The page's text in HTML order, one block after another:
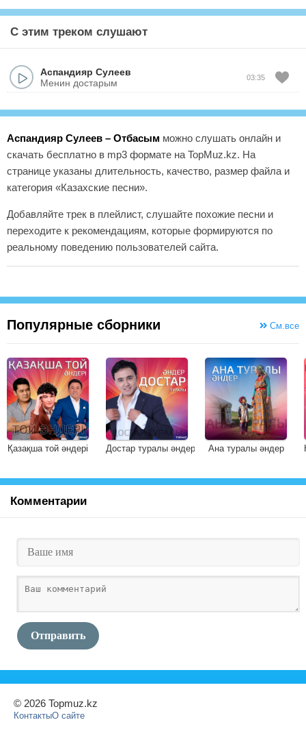
С этим треком слушают
Аспандияр Сулеев
Менин достарым
03:35
Аспандияр Сулеев – Отбасым можно слушать онлайн и
скачать бесплатно в mp3 формате на TopMuz.kz. На
странице указаны длительность, качество, размер файла и
категория «Казахские песни».
Добавляйте трек в плейлист, слушайте похожие песни и
переходите к рекомендациям, которые формируются по
реальному поведению пользователей сайта.
Популярные сборники См.все
Қазақша той әндері Достар туралы әндер Ана туралы әндер
Комментарии
Отправить
© 2026 Topmuz.kz
КонтактыО сайте